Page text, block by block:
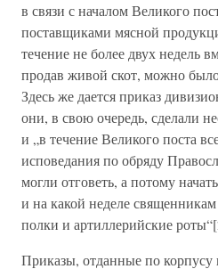
в связи с началом Великого
поставщиками мясной
течение не более двух недель
продав живой скот, можно
Здесь же дается приказ
они, в свою очередь, сделали
и „в течение Великого поста
исповедания по обряду
могли отговеть, а потому
и на какой неделе
полки и артиллерийские
Приказы, отданные по корпусу